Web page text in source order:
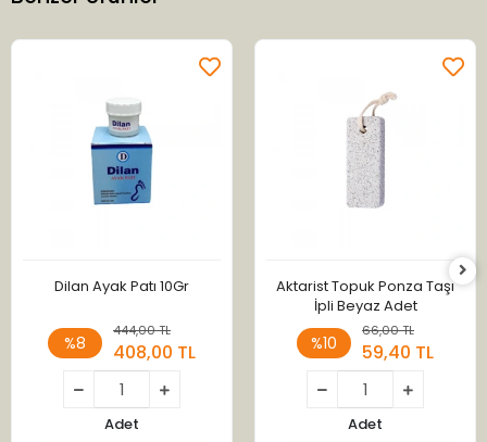
Dilan Ayak Patı 10Gr
%8
444,00 TL
408,00 TL
Adet
Aktarist Topuk Ponza Taşı
İpli Beyaz Adet
%10
66,00 TL
59,40 TL
Adet